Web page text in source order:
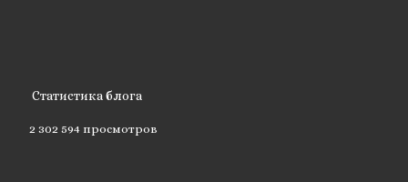
Статистика блога
2 302 594 просмотров